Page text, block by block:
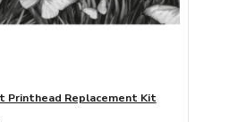
Printhead Replacement Kit